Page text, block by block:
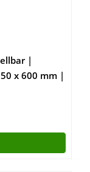
|
x 600 mm |
Stahl | Profi-